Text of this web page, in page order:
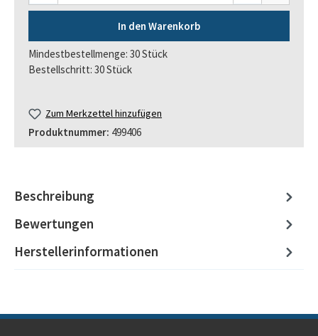
In den Warenkorb
Mindestbestellmenge: 30 Stück
Bestellschritt: 30 Stück
Zum Merkzettel hinzufügen
Produktnummer: 499406
Beschreibung
Bewertungen
Herstellerinformationen